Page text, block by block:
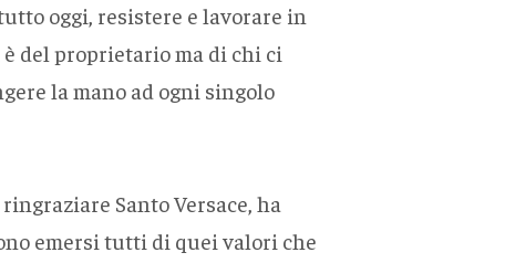
oggi, resistere e lavorare in
del proprietario ma di chi ci
la mano ad ogni singolo
Santo Versace, ha
emersi tutti di quei valori che